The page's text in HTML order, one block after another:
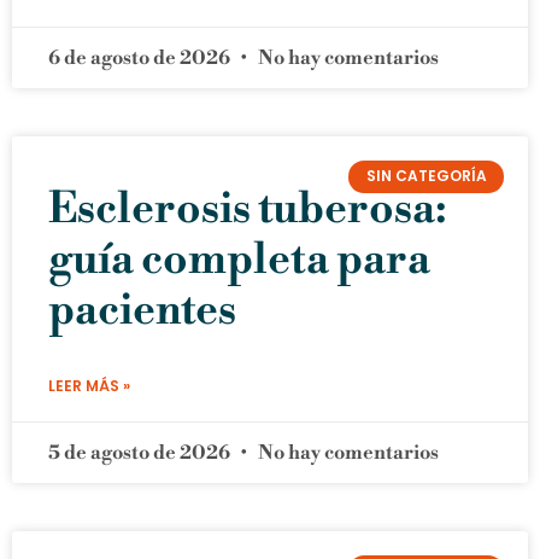
6 de agosto de 2026 No hay comentarios
SIN CATEGORÍA
Esclerosis tuberosa:
guía completa para
pacientes
LEER MÁS »
5 de agosto de 2026 No hay comentarios